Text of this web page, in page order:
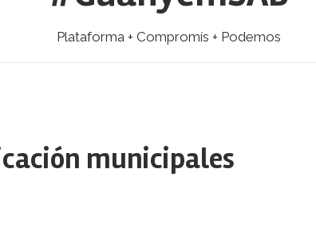
Plataforma + Compromís + Podemos
municipales